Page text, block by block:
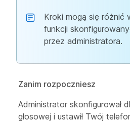
Kroki mogą się różnić
funkcji
przez administratora.
Zanim rozpoczniesz
Administrator skonfigurował
głosowej i ustawił Twój